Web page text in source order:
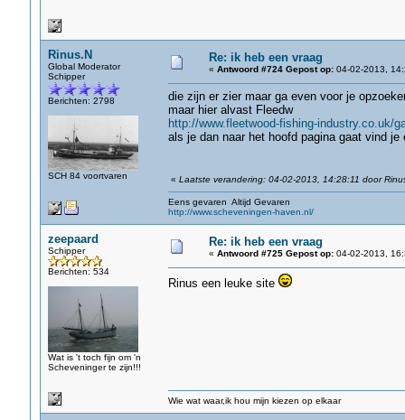
Rinus.N
Global Moderator
Schipper
Berichten: 2798
SCH 84 voortvaren
Re: ik heb een vraag
« Antwoord #724 Gepost op:04-02-2013,
die zijn er zier maar ga even voor je
maar hier alvast Fleedw
http://www.fleetwood-fishing-industry.co.uk/
als je dan naar het hoofd pagina gaat vind
« Laatste verandering: 04-02-2013, 14:28:11 door
Eens gevaren Altijd Gevaren
http://www.scheveningen-haven.nl/
zeepaard
Schipper
Berichten: 534
Wat is 't toch fijn om 'n
Scheveninger te zijn!!!
Re: ik heb een vraag
« Antwoord #725 Gepost op:04-02-2013,
Rinus een leuke site
Wie wat waar,ik hou mijn kiezen op elkaar